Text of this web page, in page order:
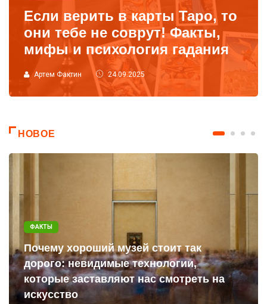
Если верить в карты Таро, то
они тебе не соврут! Факты,
мифы и психология гадания
Артем Фактин 24.09.2025
НОВОЕ
ФАКТЫ
Почему хороший музей стоит так
дорого: невидимые технологии,
которые заставляют нас смотреть на
искусство